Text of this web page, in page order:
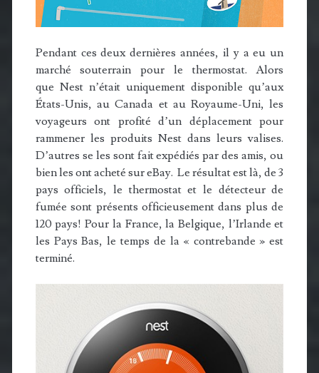
Pendant ces deux dernières années, il y a eu un
marché souterrain pour le thermostat. Alors
que Nest n’était uniquement disponible qu’aux
États-Unis, au Canada et au Royaume-Uni, les
voyageurs ont profité d’un déplacement pour
rammener les produits Nest dans leurs valises.
D’autres se les sont fait expédiés par des amis, ou
bien les ont acheté sur eBay. Le résultat est là, de 3
pays officiels, le thermostat et le détecteur de
fumée sont présents officieusement dans plus de
120 pays! Pour la France, la Belgique, l’Irlande et
les Pays Bas, le temps de la « contrebande » est
terminé.